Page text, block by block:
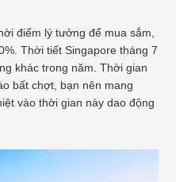
điểm lý tưởng để mua sắm,
Thời tiết Singapore tháng 7
khác trong năm. Thời gian
bất chợt, bạn nên mang
vào thời gian này dao động